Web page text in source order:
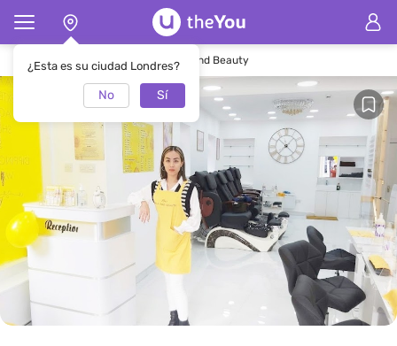
¿Esta es su ciudad Londres?
No Sí
Página de inicio SalónKim's Nails and Beauty